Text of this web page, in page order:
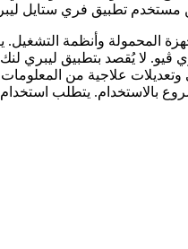
تطبيق فري ستايل
ڤيو. لا يُقصد بتطبيق ليبري
بالاستخدام. يتطلب